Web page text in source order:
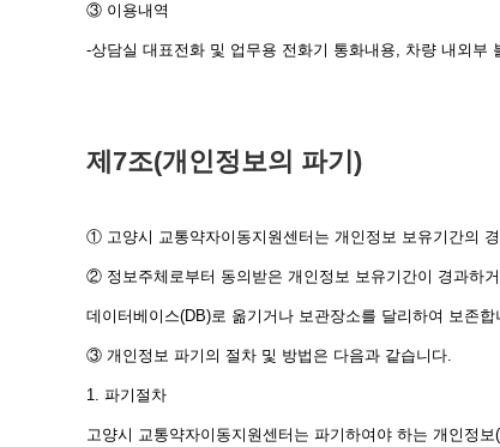
③ 이용내역
-상담실 대표전화 및 업무용 전화기 통화내용, 차량 내외부
제7조(개인정보의 파기)
① 고양시 교통약자이동지원센터는 개인정보 보유기간의
② 정보주체로부터 동의받은 개인정보 보유기간이 경과하
데이터베이스(DB)로 옮기거나 보관장소를 달리하여 보존합
③ 개인정보 파기의 절차 및 방법은 다음과 같습니다.
1. 파기절차
고양시 교통약자이동지원센터는 파기하여야 하는 개인정